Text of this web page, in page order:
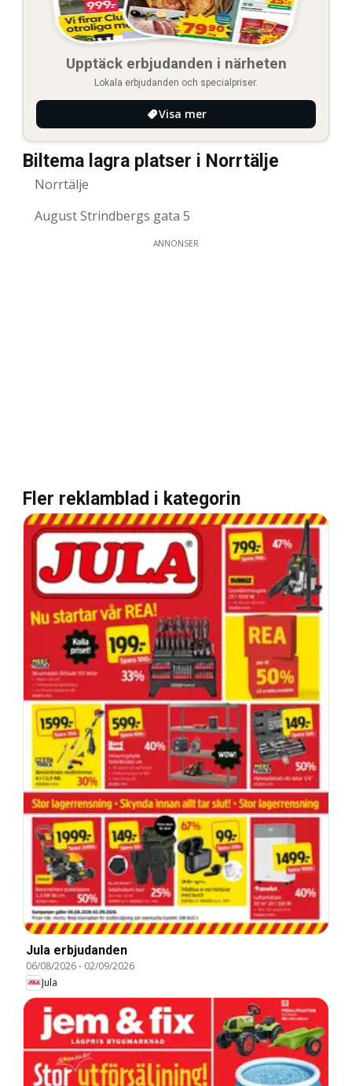
Upptäck erbjudanden i närheten
Lokala erbjudanden och specialpriser.
Visa mer
Biltema lagra platser i Norrtälje
Norrtälje
August Strindbergs gata 5
ANNONSER
Fler reklamblad i kategorin
Jula erbjudanden
06/08/2026- 02/09/2026
Jula